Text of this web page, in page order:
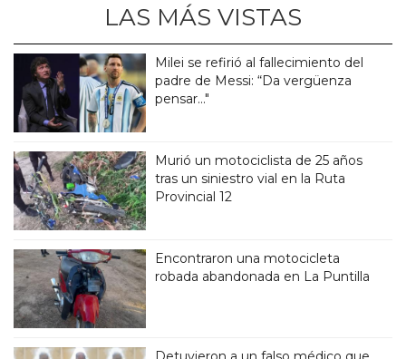
LAS MÁS VISTAS
Milei se refirió al fallecimiento del
padre de Messi: “Da vergüenza
pensar..."
Murió un motociclista de 25 años
tras un siniestro vial en la Ruta
Provincial 12
Encontraron una motocicleta
robada abandonada en La Puntilla